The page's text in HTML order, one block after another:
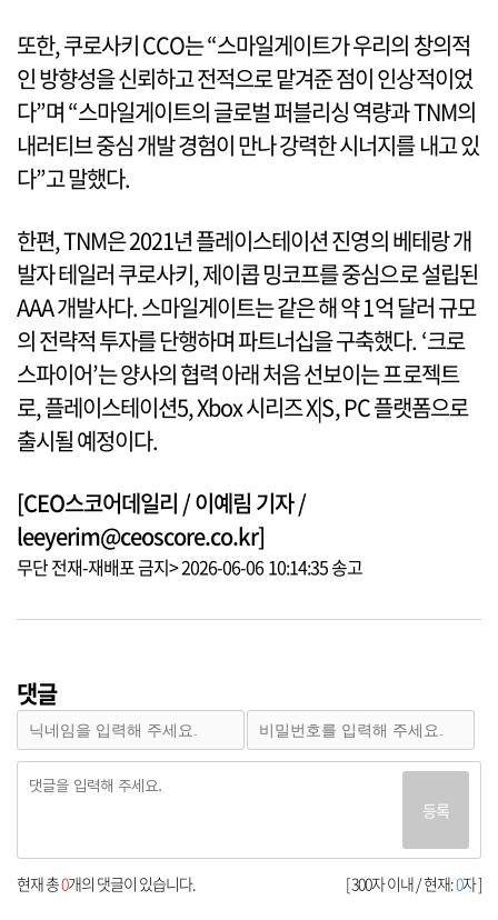
또한, 쿠로사키 CCO는 “스마일게이트가 우리의 창의적
인 방향성을 신뢰하고 전적으로 맡겨준 점이 인상적이었
다”며 “스마일게이트의 글로벌 퍼블리싱 역량과 TNM의
내러티브 중심 개발 경험이 만나 강력한 시너지를 내고 있
다”고 말했다.
한편, TNM은 2021년 플레이스테이션 진영의 베테랑 개
발자 테일러 쿠로사키, 제이콥 밍코프를 중심으로 설립된
AAA 개발사다. 스마일게이트는 같은 해 약 1억 달러 규모
의 전략적 투자를 단행하며 파트너십을 구축했다. ‘크로
스파이어’는 양사의 협력 아래 처음 선보이는 프로젝트
로, 플레이스테이션5, Xbox 시리즈 X|S, PC 플랫폼으로
출시될 예정이다.
[CEO스코어데일리 / 이예림 기자 /
leeyerim@ceoscore.co.kr]
무단 전재-재배포 금지> 2026-06-06 10:14:35 송고
댓글
등록
[ 300자 이내 / 현재:0자 ]
현재 총0개의 댓글이 있습니다.